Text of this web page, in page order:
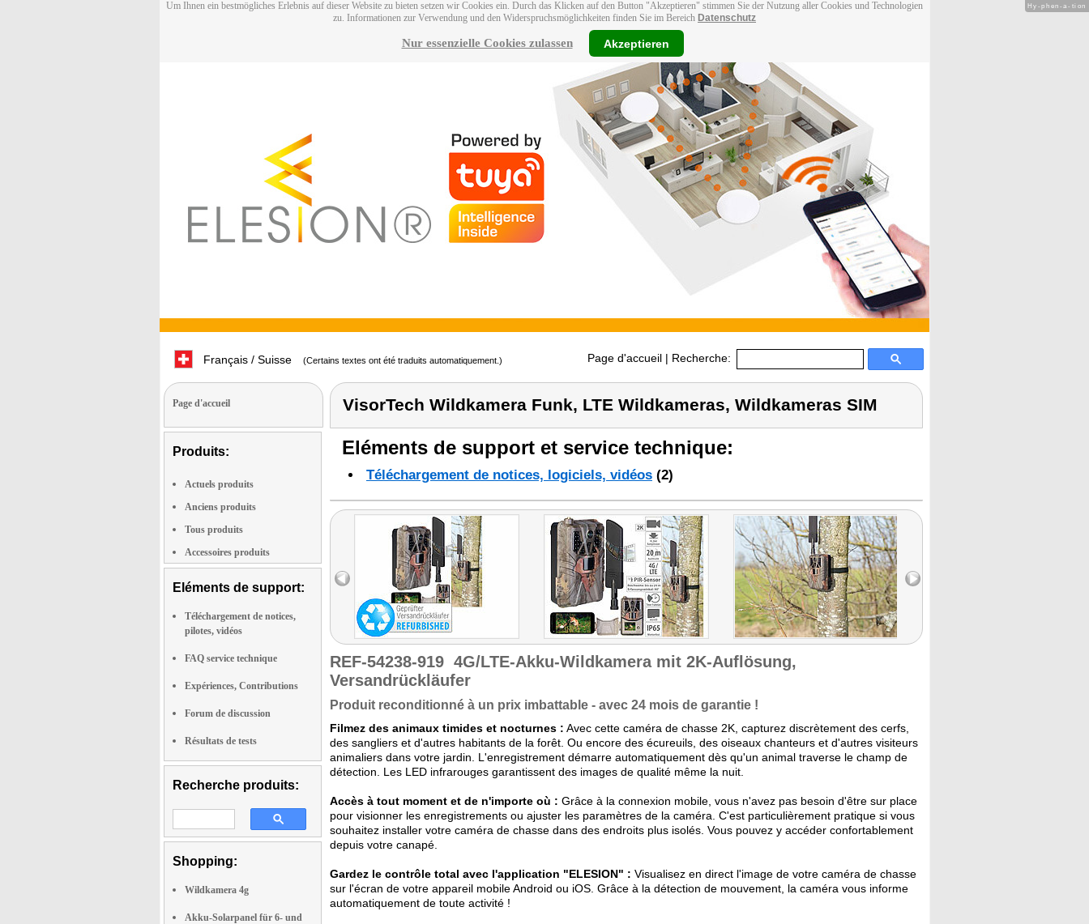
Um Ihnen ein bestmögliches Erlebnis auf dieser Website zu bieten setzen wir Cookies ein. Durch das Klicken auf den Button "Akzeptieren" stimmen Sie der Nutzung aller Cookies und Technologien
zu. Informationen zur Verwendung und den Widerspruchsmöglichkeiten finden Sie im Bereich Datenschutz
Nur essenzielle Cookies zulassen Akzeptieren
Français / Suisse (Certains textes ont été traduits automatiquement.) Page d'accueil | Recherche:
Page d'accueil
Produits:
Actuels produits
Anciens produits
Tous produits
Accessoires produits
Eléments de support:
Téléchargement de notices,
pilotes, vidéos
FAQ service technique
Expériences, Contributions
Forum de discussion
Résultats de tests
Recherche produits:
Shopping:
Wildkamera 4g
Akku-Solarpanel für 6- und
VisorTech Wildkamera Funk, LTE Wildkameras, Wildkameras SIM
Eléments de support et service technique:
Téléchargement de notices, logiciels, vidéos (2)
REF-54238-919 4G/LTE-Akku-Wildkamera mit 2K-Auflösung,
Versandrückläufer
Produit reconditionné à un prix imbattable - avec 24 mois de garantie !
Filmez des animaux timides et nocturnes : Avec cette caméra de chasse 2K, capturez discrètement des cerfs,
des sangliers et d'autres habitants de la forêt. Ou encore des écureuils, des oiseaux chanteurs et d'autres visiteurs
animaliers dans votre jardin. L'enregistrement démarre automatiquement dès qu'un animal traverse le champ de
détection. Les LED infrarouges garantissent des images de qualité même la nuit.
Accès à tout moment et de n'importe où : Grâce à la connexion mobile, vous n'avez pas besoin d'être sur place
pour visionner les enregistrements ou ajuster les paramètres de la caméra. C'est particulièrement pratique si vous
souhaitez installer votre caméra de chasse dans des endroits plus isolés. Vous pouvez y accéder confortablement
depuis votre canapé.
Gardez le contrôle total avec l'application "ELESION" : Visualisez en direct l'image de votre caméra de chasse
sur l'écran de votre appareil mobile Android ou iOS. Grâce à la détection de mouvement, la caméra vous informe
automatiquement de toute activité !
Hy-phen-a-tion